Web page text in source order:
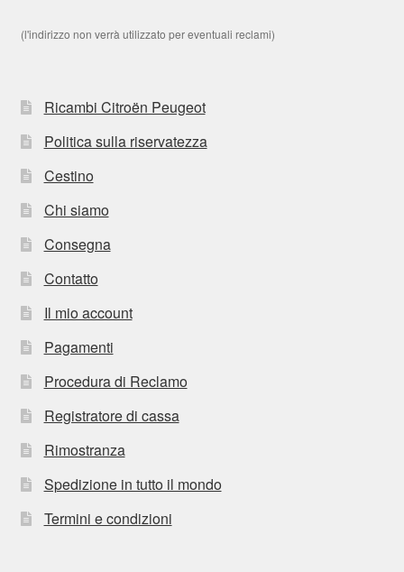
(l'indirizzo non verrà utilizzato per eventuali reclami)
Ricambi Citroën Peugeot
Politica sulla riservatezza
Cestino
Chi siamo
Consegna
Contatto
Il mio account
Pagamenti
Procedura di Reclamo
Registratore di cassa
Rimostranza
Spedizione in tutto il mondo
Termini e condizioni